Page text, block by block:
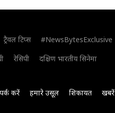
ट्रैवल टिप्स #NewsBytesExclusive
रेसिपी दक्षिण भारतीय सिनेमा
करें हमारे उसूल शिकायत खबरें